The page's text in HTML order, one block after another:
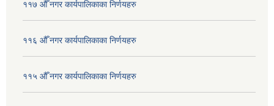
११७ औँ नगर कार्यपालिकाका निर्णयहरु
११६ औँ नगर कार्यपालिकाका निर्णयहरु
११५ औँ नगर कार्यपालिकाका निर्णयहरु